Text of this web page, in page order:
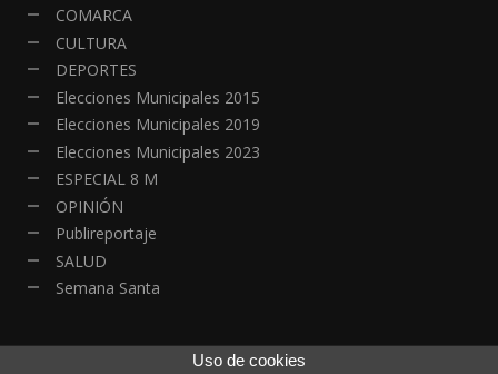
COMARCA
CULTURA
DEPORTES
Elecciones Municipales 2015
Elecciones Municipales 2019
Elecciones Municipales 2023
ESPECIAL 8 M
OPINIÓN
Publireportaje
SALUD
Semana Santa
Uso de cookies